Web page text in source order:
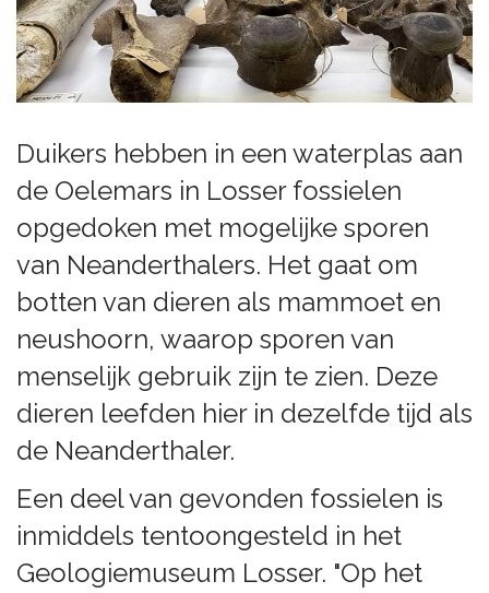
Duikers hebben in een waterplas aan
de Oelemars in Losser fossielen
opgedoken met mogelijke sporen
van Neanderthalers. Het gaat om
botten van dieren als mammoet en
neushoorn, waarop sporen van
menselijk gebruik zijn te zien. Deze
dieren leefden hier in dezelfde tijd als
de Neanderthaler.
Een deel van gevonden fossielen is
inmiddels tentoongesteld in het
Geologiemuseum Losser. "Op het